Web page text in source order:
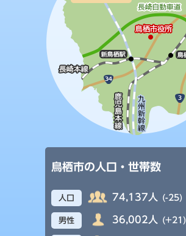
鳥栖市の人口・世帯数
人口 74,137人 (-25)
男性 36,002人 (+21)